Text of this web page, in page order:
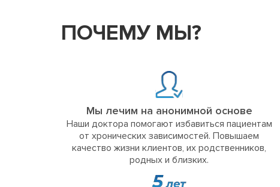
ПОЧЕМУ МЫ?
Мы лечим на анонимной основе
Наши доктора помогают избавиться пациентам
от хронических зависимостей. Повышаем
качество жизни клиентов, их родственников,
родных и близких.